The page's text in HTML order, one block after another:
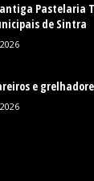
Pastelaria
de Sintra
e